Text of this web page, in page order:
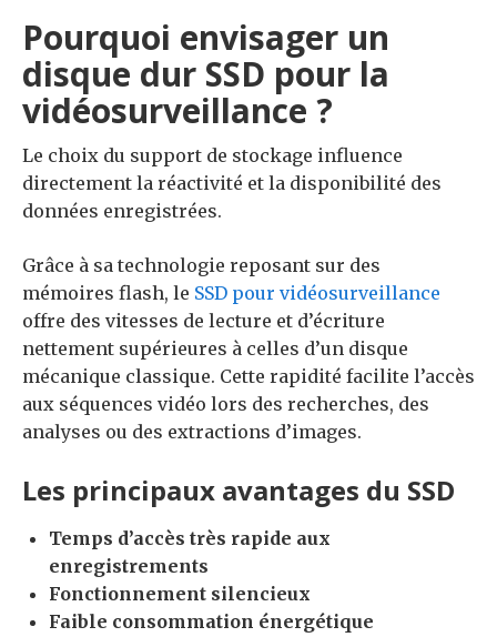
Pourquoi envisager un
disque dur SSD pour la
vidéosurveillance ?
Le choix du support de stockage influence
directement la réactivité et la disponibilité des
données enregistrées.
Grâce à sa technologie reposant sur des
mémoires flash, le SSD pour vidéosurveillance
offre des vitesses de lecture et d’écriture
nettement supérieures à celles d’un disque
mécanique classique. Cette rapidité facilite l’accès
aux séquences vidéo lors des recherches, des
analyses ou des extractions d’images.
Les principaux avantages du SSD
Temps d’accès très rapide aux
enregistrements
Fonctionnement silencieux
Faible consommation énergétique